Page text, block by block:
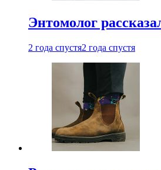
Энтомолог
2 года спустя2 года спустя